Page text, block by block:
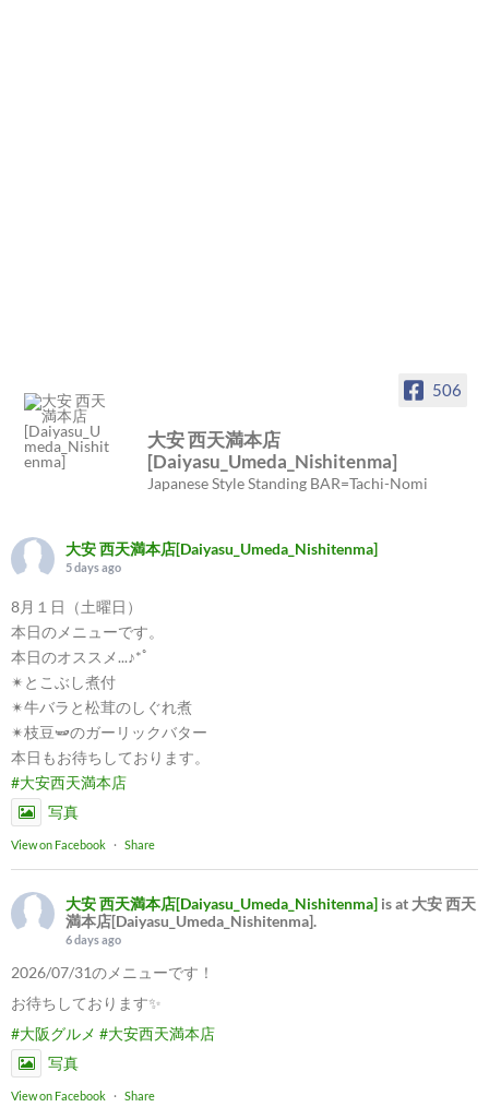
506
大安 西天満本店
[Daiyasu_Umeda_Nishitenma]
Japanese Style Standing BAR=Tachi-Nomi
大安 西天満本店[Daiyasu_Umeda_Nishitenma]
5 days ago
8月１日（土曜日）
本日のメニューです。
本日のオススメ...♪*ﾟ
✴︎とこぶし煮付
✴︎牛バラと松茸のしぐれ煮
✴︎枝豆🫛のガーリックバター
本日もお待ちしております。
#大安西天満本店
写真
View on Facebook · Share
大安 西天満本店[Daiyasu_Umeda_Nishitenma] is at 大安 西天
満本店[Daiyasu_Umeda_Nishitenma].
6 days ago
2026/07/31のメニューです！
お待ちしております✨
#大阪グルメ #大安西天満本店
写真
View on Facebook · Share